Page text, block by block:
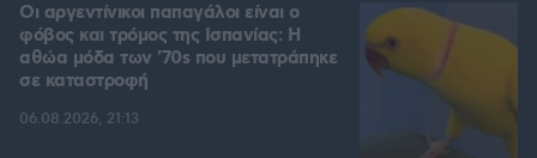
Οι αργεντίνικοι παπαγάλοι είναι ο
φόβος και τρόμος της Ισπανίας: Η
αθώα μόδα των '70s που μετατράπηκε
σε καταστροφή
06.08.2026, 21:13